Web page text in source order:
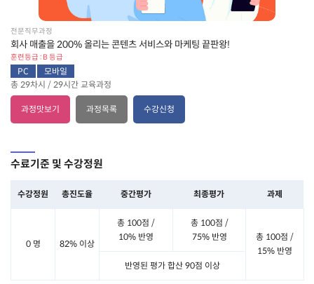
전문직무과정
회사 매출을 200% 올리는 콘텐츠 서비스와 마케팅 끝판왕!
훈련등급 : B 등급
PC
모바일
총 29차시 / 29시간 교육과정
과정맛보기 과정목록 수강신청
수료기준 및 수강정원
수강정원 총진도율 중간평가 최종평가 과제
0 명 82% 이상
총 100점 /
10% 반영
총 100점 /
75% 반영
총 100점 /
15% 반영
반영된 평가 합산 90점 이상